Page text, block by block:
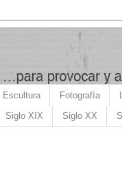
Escultura Fotografía
Siglo XIX Siglo XX